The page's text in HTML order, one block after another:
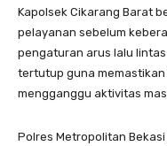
Kapolsek Cikarang Barat
pelayanan sebelum
pengaturan arus lalu
tertutup guna
mengganggu aktivitas
Polres Metropolitan